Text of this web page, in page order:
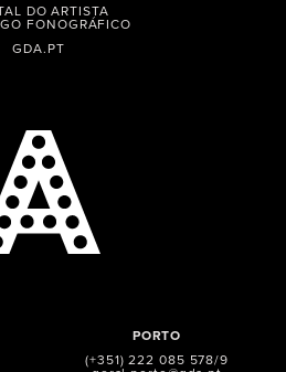
PORTO
(+351) 222 085 578/9
DO ARTISTA
FONOGRÁFICO
GDA.PT